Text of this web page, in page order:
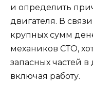
и определить
двигателя. В
крупных сумм
механиков СТО,
запасных частей
включая работу.